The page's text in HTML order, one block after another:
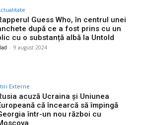
Guess Who, în centrul unei
după ce a fost prins cu un
cu o substanță albă la Untold
- 9 august 2024
Externe
acuză Ucraina și Uniunea
că încearcă să împingă
într-un nou război cu